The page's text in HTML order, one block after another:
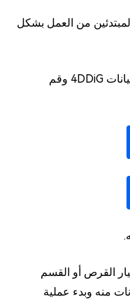
من العمل بشكل
قم بتثبيت برنامج استرداد البيانات 4DDiG وقم
القرص أو القسم
منه وبدء عملية